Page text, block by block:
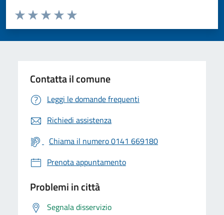
Valuta da 1 a 5 stelle la pagina
Valuta 5 stelle su 5
Valuta 4 stelle su 5
Valuta 3 stelle su 5
Valuta 2 stelle su 5
Valuta 1 stelle su 5
Contatta il comune
Leggi le domande frequenti
Richiedi assistenza
Chiama il numero 0141 669180
Prenota appuntamento
Problemi in città
Segnala disservizio